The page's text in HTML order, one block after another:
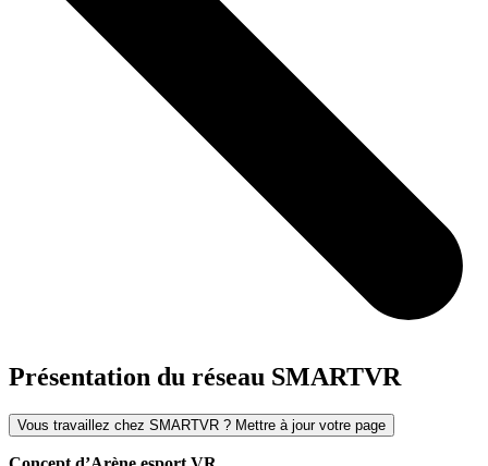
Présentation du réseau SMARTVR
Vous travaillez chez SMARTVR ? Mettre à jour votre page